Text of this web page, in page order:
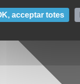
acceptar totes